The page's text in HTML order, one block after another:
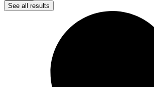
See all results